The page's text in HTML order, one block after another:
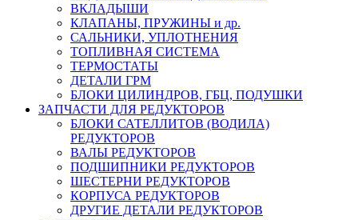
ВКЛАДЫШИ
КЛАПАНЫ, ПРУЖИНЫ и др.
САЛЬНИКИ, УПЛОТНЕНИЯ
ТОПЛИВНАЯ СИСТЕМА
ТЕРМОСТАТЫ
ДЕТАЛИ ГРМ
БЛОКИ ЦИЛИНДРОВ, ГБЦ, ПОДУШКИ
ЗАПЧАСТИ ДЛЯ РЕДУКТОРОВ
БЛОКИ САТЕЛЛИТОВ (ВОДИЛА)
РЕДУКТОРОВ
ВАЛЫ РЕДУКТОРОВ
ПОДШИПНИКИ РЕДУКТОРОВ
ШЕСТЕРНИ РЕДУКТОРОВ
КОРПУСА РЕДУКТОРОВ
ДРУГИЕ ДЕТАЛИ РЕДУКТОРОВ